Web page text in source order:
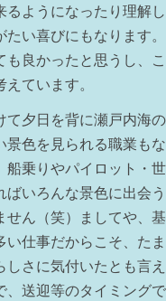
ようになったり理解し
い喜びにもなります。
良かったと思うし、こ
ています。
て夕日を背に瀬戸内海の
色を見られる職業もな
船乗りやパイロット・世
いろんな景色に出会う
ん（笑）ましてや、基
仕事だからこそ、たま
さに気付いたとも言え
、送迎等のタイミングで